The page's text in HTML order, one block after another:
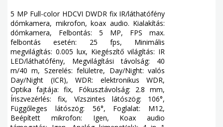
5 MP Full-color HDCVI DWDR fix IR/láthatófény
dómkamera, mikrofon, koax audio. Kialakítás:
dómkamera, Felbontás: 5 MP, FPS max.
felbontás esetén: 25 fps, Minimális
megvilágítás: 0.005 lux, Kiegészítő világítás: IR
LED/láthatófény, Megvilágítási távolság: 40
m/40 m, Szerelés: felületre, Day/Night: valós
Day/Night (ICR), WDR: elektronikus WDR,
Optika fajtája: fix, Fókusztávolság: 2.8 mm,
Íriszvezérlés: fix, Vízszintes látószög: 106°,
Függőleges látószög: 56°, Foglalat: M12,
Beépített mikrofon: Igen, Koax audio